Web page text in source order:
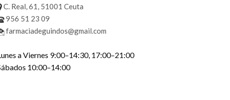
C. Real, 61, 51001 Ceuta
956 51 23 09
farmaciadeguindos@gmail.com
a Viernes 9:00–14:30, 17:00–21:00
10:00–14:00